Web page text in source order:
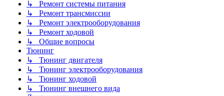
↳ Ремонт системы питания
↳ Ремонт трансмиссии
↳ Ремонт электрооборудования
↳ Ремонт ходовой
↳ Общие вопросы
Тюнинг
↳ Тюнинг двигателя
↳ Тюнинг электрооборудования
↳ Тюнинг ходовой
↳ Тюнинг внешнего вида